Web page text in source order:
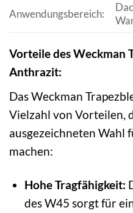
Anwendungsbereich:
Vorteile des Weckman
Anthrazit:
Das Weckman
Vielzahl von Vorteilen,
ausgezeichneten Wahl
machen:
Hohe Tragfähigkeit:
des W45 sorgt für